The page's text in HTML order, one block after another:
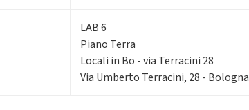
LAB 6
Piano Terra
Locali in Bo - via Terracini 28
Via Umberto Terracini, 28 - Bologna